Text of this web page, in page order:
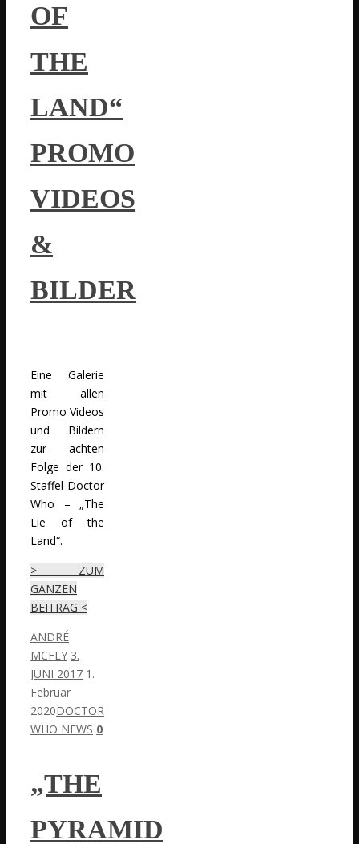
OF
THE
LAND“
PROMO
VIDEOS
&
BILDER
Eine Galerie
mit allen
Promo Videos
und Bildern
zur achten
Folge der 10.
Staffel Doctor
Who – „The
Lie of the
Land“.
> ZUM
GANZEN
BEITRAG <
ANDRÉ
MCFLY 3.
JUNI 2017 1.
Februar
2020DOCTOR
WHO NEWS 0
„THE
PYRAMID